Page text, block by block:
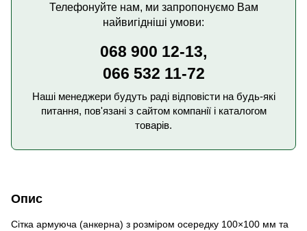
Телефонуйте нам, ми запропонуємо Вам
найвигідніші умови:
068 900 12-13,
066 532 11-72
Наші менеджери будуть раді відповісти на будь-які
питання, пов'язані з сайтом компанії і каталогом
товарів.
Опис
Сітка армуюча (анкерна) з розміром осередку 100×100 мм та